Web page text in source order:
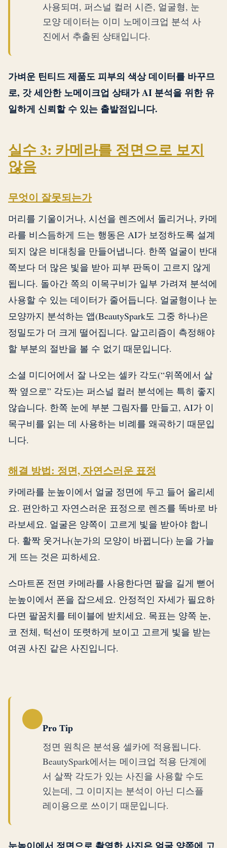
사용되며, 퍼스널 컬러 시즌, 얼굴형, 눈
모양 데이터는 이미 노메이크업 분석 사
진에서 추출된 상태입니다.
가벼운 틴티드 제품도 피부의 색상 데이터를 바꾸므
로, 갓 세안한 노메이크업 상태가 AI 분석을 위한 유
일하게 신뢰할 수 있는 출발점입니다.
실수 3: 카메라를 정면으로 보지
않음
무엇이 잘못되는가
머리를 기울이거나, 시선을 렌즈에서 돌리거나, 카메
라를 비스듬하게 드는 행동은 AI가 보정하도록 설계
되지 않은 비대칭을 만들어냅니다. 한쪽 얼굴이 반대
쪽보다 더 많은 빛을 받아 피부 판독이 고르지 않게
됩니다. 돌아간 쪽의 이목구비가 일부 가려져 분석에
사용할 수 있는 데이터가 줄어듭니다. 얼굴형이나 눈
모양까지 분석하는 앱(BeautySpark도 그중 하나)은
정밀도가 더 크게 떨어집니다. 알고리즘이 측정해야
할 부분의 절반을 볼 수 없기 때문입니다.
소셜 미디어에서 잘 나오는 셀카 각도(“위쪽에서 살
짝 옆으로” 각도)는 퍼스널 컬러 분석에는 특히 좋지
않습니다. 한쪽 눈에 부분 그림자를 만들고, AI가 이
목구비를 읽는 데 사용하는 비례를 왜곡하기 때문입
니다.
해결 방법: 정면, 자연스러운 표정
카메라를 눈높이에서 얼굴 정면에 두고 들어 올리세
요. 편안하고 자연스러운 표정으로 렌즈를 똑바로 바
라보세요. 얼굴은 양쪽이 고르게 빛을 받아야 합니
다. 활짝 웃거나(눈가의 모양이 바뀝니다) 눈을 가늘
게 뜨는 것은 피하세요.
스마트폰 전면 카메라를 사용한다면 팔을 길게 뻗어
눈높이에서 폰을 잡으세요. 안정적인 자세가 필요하
다면 팔꿈치를 테이블에 받치세요. 목표는 양쪽 눈,
코 전체, 턱선이 또렷하게 보이고 고르게 빛을 받는
여권 사진 같은 사진입니다.
Pro Tip
정면 원칙은 분석용 셀카에 적용됩니다.
BeautySpark에서는 메이크업 적용 단계에
서 살짝 각도가 있는 사진을 사용할 수도
있는데, 그 이미지는 분석이 아닌 디스플
레이용으로 쓰이기 때문입니다.